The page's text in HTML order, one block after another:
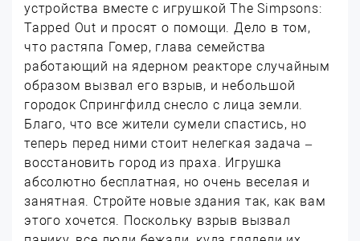
устройства вместе с игрушкой The Simpsons:
Tapped Out и просят о помощи. Дело в том,
что растяпа Гомер, глава семейства
работающий на ядерном реакторе случайным
образом вызвал его взрыв, и небольшой
городок Спрингфилд снесло с лица земли.
Благо, что все жители сумели спастись, но
теперь перед ними стоит нелегкая задача –
восстановить город из праха. Игрушка
абсолютно бесплатная, но очень веселая и
занятная. Стройте новые здания так, как вам
этого хочется. Поскольку взрыв вызвал